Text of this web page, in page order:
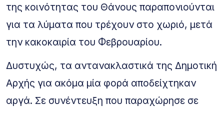
της κοινότητας του Θάνους παραπονιούνται
για τα λύματα που τρέχουν στο χωριό, μετά
την κακοκαιρία του Φεβρουαρίου.
Δυστυχώς, τα αντανακλαστικά της Δημοτική
Αρχής για ακόμα μία φορά αποδείχτηκαν
αργά. Σε συνέντευξη που παραχώρησε σε